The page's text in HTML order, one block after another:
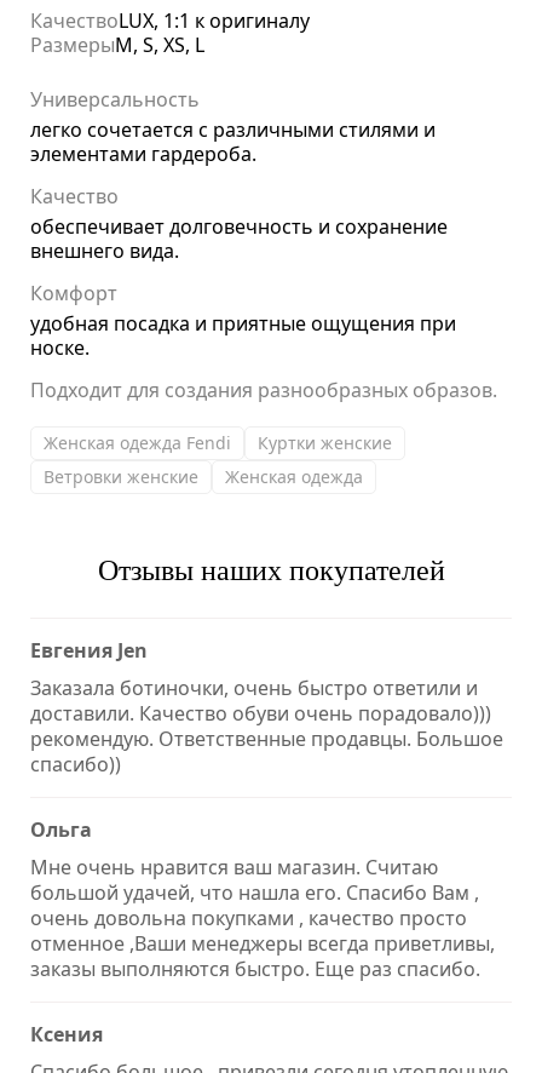
КачествоLUX, 1:1 к оригиналу
РазмерыM, S, XS, L
Универсальность
легко сочетается с различными стилями и
элементами гардероба.
Качество
обеспечивает долговечность и сохранение
внешнего вида.
Комфорт
удобная посадка и приятные ощущения при
носке.
Подходит для создания разнообразных образов.
Женская одежда Fendi
Куртки женские
Ветровки женские
Женская одежда
Отзывы наших покупателей
Евгения Jen
Заказала ботиночки, очень быстро ответили и
доставили. Качество обуви очень порадовало)))
рекомендую. Ответственные продавцы. Большое
спасибо))
Ольга
Мне очень нравится ваш магазин. Считаю
большой удачей, что нашла его. Спасибо Вам ,
очень довольна покупками , качество просто
отменное ,Ваши менеджеры всегда приветливы,
заказы выполняются быстро. Еще раз спасибо.
Ксения